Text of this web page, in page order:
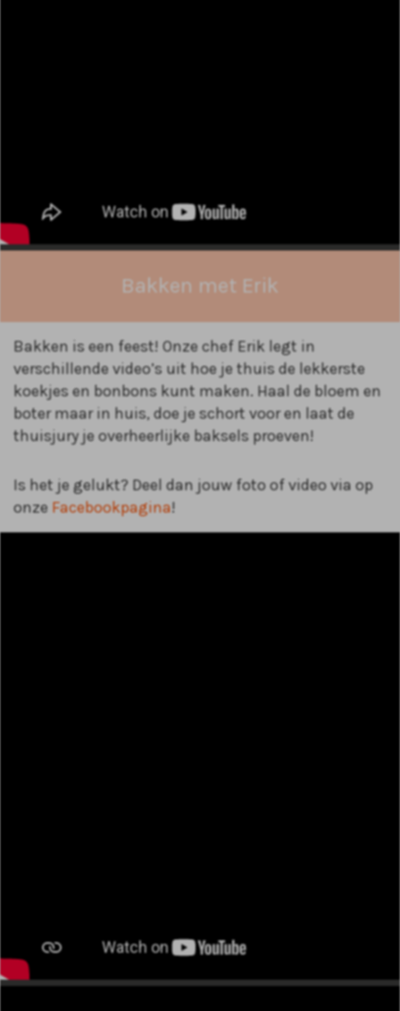
Bakken met Erik
Bakken is een feest! Onze chef Erik legt in
verschillende video’s uit hoe je thuis de lekkerste
koekjes en bonbons kunt maken. Haal de bloem en
boter maar in huis, doe je schort voor en laat de
thuisjury je overheerlijke baksels proeven!
Is het je gelukt? Deel dan jouw foto of video via op
onzeFacebookpagina!